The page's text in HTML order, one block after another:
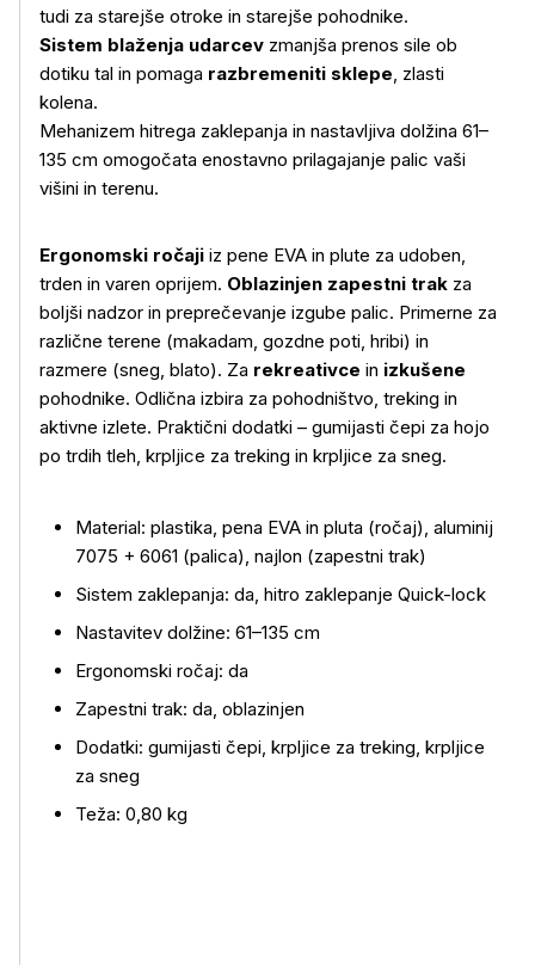
Več o izdelku
tudi za starejše otroke in starejše pohodnike.
Sistem blaženja udarcev zmanjša prenos sile ob
dotiku tal in pomaga razbremeniti sklepe, zlasti
kolena.
Mehanizem hitrega zaklepanja in nastavljiva dolžina 61–
135 cm omogočata enostavno prilagajanje palic vaši
višini in terenu.
Ergonomski ročaji iz pene EVA in plute za udoben,
trden in varen oprijem. Oblazinjen zapestni trak za
boljši nadzor in preprečevanje izgube palic. Primerne za
različne terene (makadam, gozdne poti, hribi) in
razmere (sneg, blato). Za rekreativce in izkušene
pohodnike. Odlična izbira za pohodništvo, treking in
aktivne izlete. Praktični dodatki – gumijasti čepi za hojo
po trdih tleh, krpljice za treking in krpljice za sneg.
Material: plastika, pena EVA in pluta (ročaj), aluminij
7075 + 6061 (palica), najlon (zapestni trak)
Sistem zaklepanja: da, hitro zaklepanje Quick-lock
Nastavitev dolžine: 61–135 cm
Ergonomski ročaj: da
Zapestni trak: da, oblazinjen
Dodatki: gumijasti čepi, krpljice za treking, krpljice
za sneg
Teža: 0,80 kg